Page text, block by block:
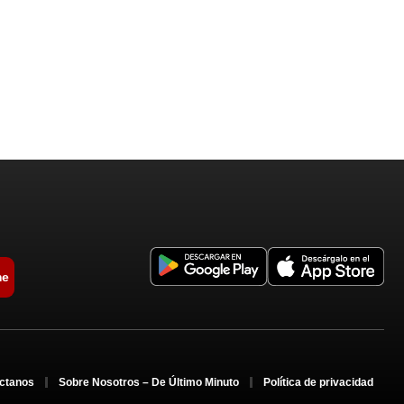
Sobre Nosotros – De Último Minuto Política de privacidad